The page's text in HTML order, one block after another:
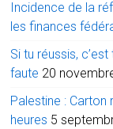
Incidence de la
les finances
Si tu réussis,
faute 20
Palestine :
heures 5